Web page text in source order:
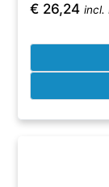
€ 26,24 incl.